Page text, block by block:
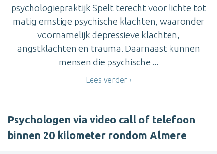
psychologiepraktijk Spelt terecht voor lichte tot
matig ernstige psychische klachten, waaronder
voornamelijk depressieve klachten,
angstklachten en trauma. Daarnaast kunnen
mensen die psychische ...
Lees verder
Psychologen via video call of telefoon
binnen 20 kilometer rondom Almere